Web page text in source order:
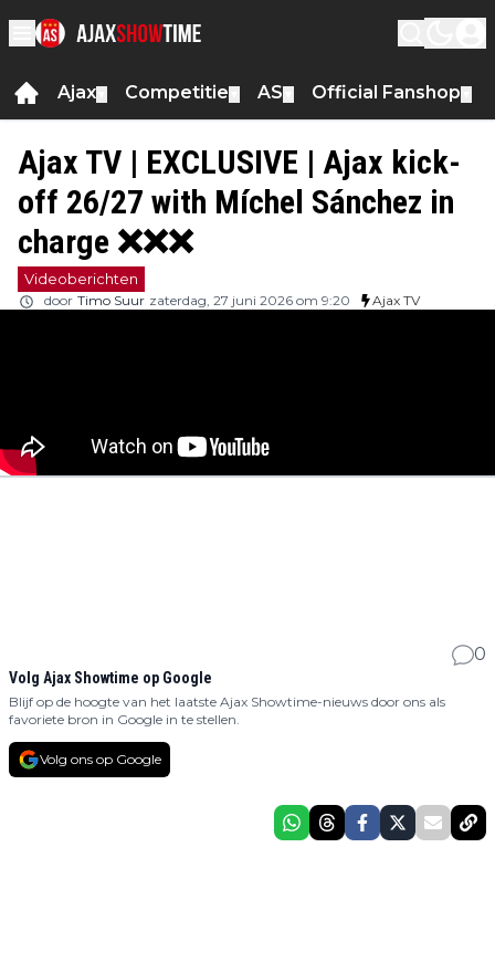
Ajax Competitie AS Official Fanshop
Ajax TV | EXCLUSIVE | Ajax kick-
off 26/27 with Míchel Sánchez in
charge ❌❌❌
Videoberichten
door Timo Suur zaterdag, 27 juni 2026 om 9:20 Ajax TV
0
Volg Ajax Showtime op Google
Blijf op de hoogte van het laatste Ajax Showtime-nieuws door ons als
favoriete bron in Google in te stellen.
Volg ons op Google